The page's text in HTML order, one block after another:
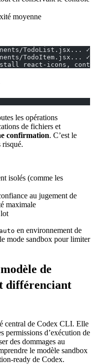
moyenne
TodoList.jsx... ✓
TodoItem.jsx... ✓
install react-icons,
les opérations
de fichiers et
confirmation. C’est le
risqué.
isolés (comme les
au jugement de
maximale
en environnement de
mode sandbox pour limiter
de
différenciant
central de Codex CLI. Elle
permissions d’exécution de
des dommages au
le modèle sandbox
ready de Codex.